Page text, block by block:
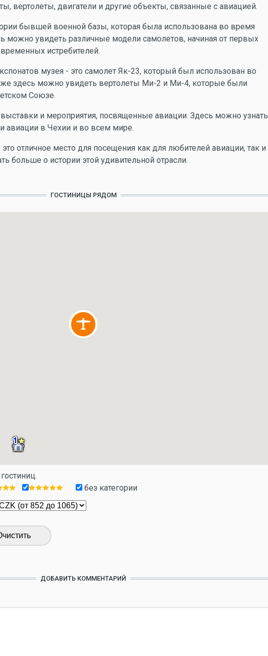
вертолеты, двигатели и другие объекты, связанные с авиацией.
бывшей военной базы, которая была использована во время
можно увидеть различные модели самолетов, начиная от первых
истребителей.
музея - это самолет Як-23, который был использован во
здесь можно увидеть вертолеты Ми-2 и Ми-4, которые были
Союзе.
и мероприятия, посвященные авиации. Здесь можно узнать
авиации в Чехии и во всем мире.
отличное место для посещения как для любителей авиации, так и
больше о истории этой удивительной отрасли.
ГОСТИНИЦЫ РЯДОМ
без категории
ДОБАВИТЬ КОММЕНТАРИЙ